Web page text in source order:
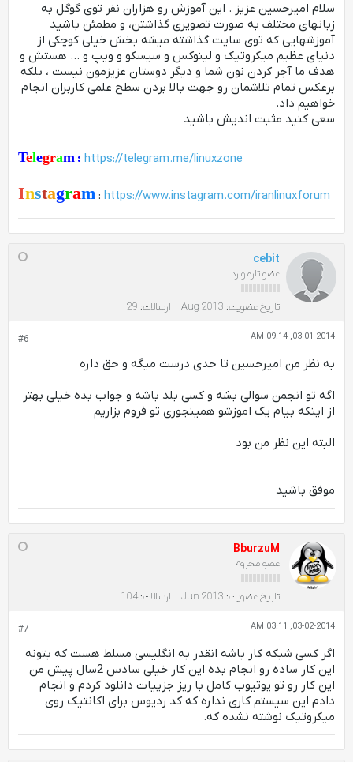
سلام امیرحسین عزیز . این آموزش رو هزاران نفر توی گوگل به
زبانهای مختلف به صورت تصویری گذاشتن، و مطمئن باشید
آموزشهایی که توی سایت گذاشته میشه بخش خیلی کوچکی از
دنیای عظیم میکروتیک و لینوکس و سیسکو و ویپ و ... هستش و
هدف ما آجر کردن نون شما و دیگر دوستان عزیزمون نیست ، بلکه
برعکس تمام تلاشمان رو جهت بالا بردن سطح علمی کاربران انجام
خواهیم داد.
سعی کنید مثبت اندیش باشید
Telegram : https://telegram.me/linuxzone
Instagram : https://www.instagram.com/iranlinuxforum
cebit
عضو تازه وارد
تاریخ عضویت: Aug 2013 ارسالات: 29
#6 03-01-2014, 09:14 AM
به نظر من امیرحسین تا حدی درست میگه و حق داره
اگه تو انجمن سوالی بشه و کسی بلد باشه و جواب بده خیلی بهتر
از اینکه بیام یک اموزشو همینجوری تو فروم بزاریم
البته این نظر من بود
موفق باشید
BburzuM
عضو محروم
تاریخ عضویت: Jun 2013 ارسالات: 104
#7 03-02-2014, 03:11 AM
اگر کسی شبکه کار باشه انقدر به انگلیسی مسلط هست که بتونه
این کار ساده رو انجام بده این کار خیلی سادس 2سال پیش من
این کار رو تو یوتیوب کامل با ریز جزییات دانلود کردم و انجام
دادم این سیستم کاری نداره که کد ردیوس برای اکانتیک روی
میکروتیک نوشته نشده که.